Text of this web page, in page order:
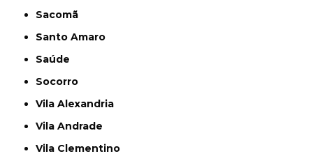
Sacomã
Santo Amaro
Saúde
Socorro
Vila Alexandria
Vila Andrade
Vila Clementino